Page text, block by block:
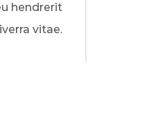
hendrerit
vitae.